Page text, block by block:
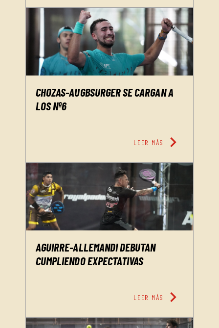
CHOZAS-AUGBSURGER SE CARGAN A
LOS Nº6
LEER MÁS chevron_right
AGUIRRE-ALLEMANDI DEBUTAN
CUMPLIENDO EXPECTATIVAS
LEER MÁS chevron_right